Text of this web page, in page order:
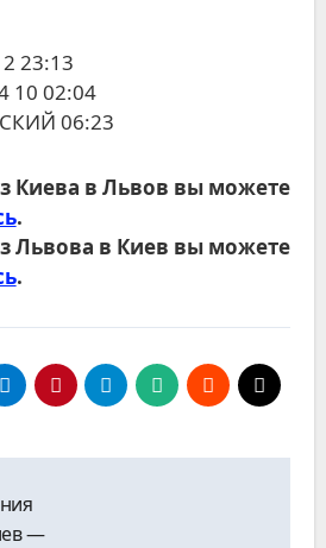
23:13
10 02:04
06:23
Киева в Львов вы можете
.
Львова в Киев вы можете
.
―